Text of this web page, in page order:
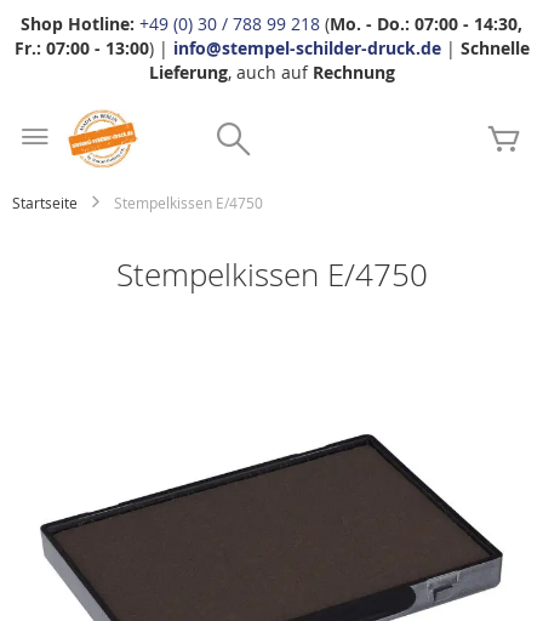
Shop Hotline: +49 (0) 30 / 788 99 218 (Mo. - Do.: 07:00 - 14:30,
Fr.: 07:00 - 13:00) | info@stempel-schilder-druck.de| Schnelle
Lieferung, auch auf Rechnung
Startseite Stempelkissen E/4750
Stempelkissen E/4750